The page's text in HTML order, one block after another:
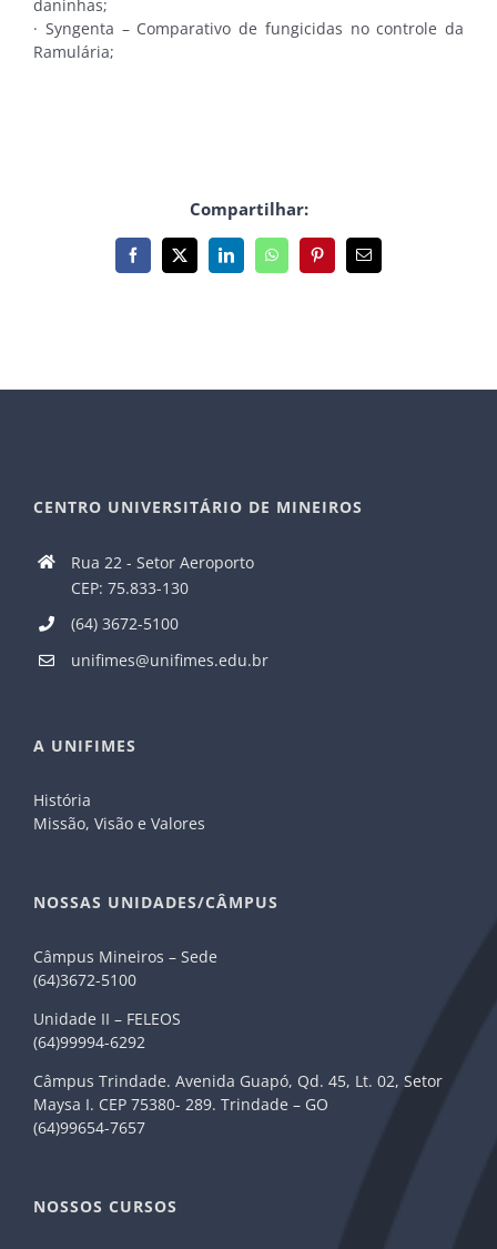
daninhas;
· Syngenta – Comparativo de fungicidas no controle da
Ramulária;
Compartilhar:
Facebook
X LinkedInWhatsAppPinterest
E-
mail
CENTRO UNIVERSITÁRIO DE MINEIROS
Rua 22 - Setor Aeroporto
CEP: 75.833-130
(64) 3672-5100
unifimes@unifimes.edu.br
A UNIFIMES
História
Missão, Visão e Valores
NOSSAS UNIDADES/CÂMPUS
Câmpus Mineiros – Sede
(64)3672-5100
Unidade II – FELEOS
(64)99994-6292
Câmpus Trindade. Avenida Guapó, Qd. 45, Lt. 02, Setor
Maysa I. CEP 75380- 289. Trindade – GO
(64)99654-7657
NOSSOS CURSOS